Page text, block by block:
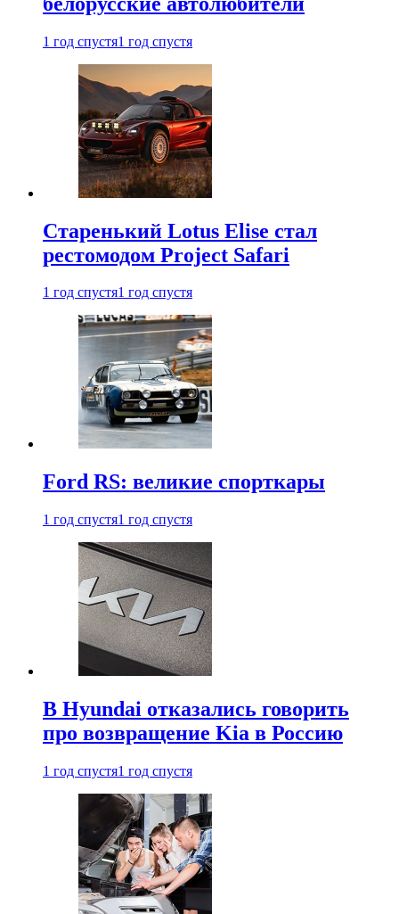
1 год спустя1 год спустя
Старенький Lotus Elise стал
рестомодом Project Safari
1 год спустя1 год спустя
Ford RS: великие спорткары
1 год спустя1 год спустя
В Hyundai отказались говорить
про возвращение Kia в Россию
1 год спустя1 год спустя